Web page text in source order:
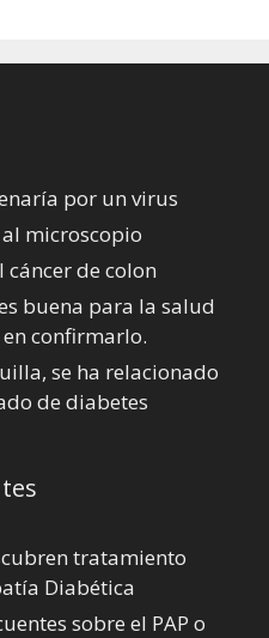
por un virus
microscopio
de colon
buena para la salud
en confirmarlo.
se ha relacionado
de diabetes
tratamiento
Diabética
sobre el PAP o